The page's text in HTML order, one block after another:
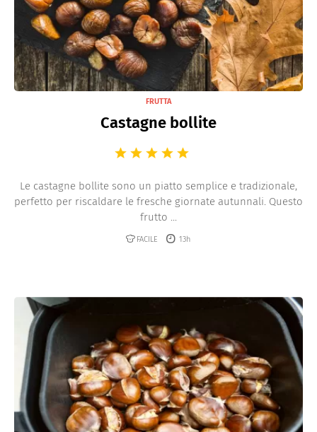
FRUTTA
Castagne bollite
Le castagne bollite sono un piatto semplice e tradizionale,
perfetto per riscaldare le fresche giornate autunnali. Questo
frutto ...
FACILE 13h